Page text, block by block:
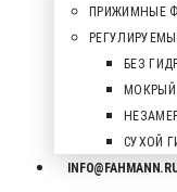
ПРИЖИМНЫЕ
БЕЗ
СУХОЙ